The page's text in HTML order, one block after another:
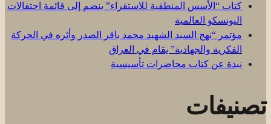
كتاب “الأسس المنطقية للاستقراء” ينضم إلى قائمة احتفالات
اليونسكو العالمية
مؤتمر “نهج السيد الشهيد محمد باقر الصدر وأثره في الحركة
الفكرية والجهادية” يقام في العراق
نبذة عن كتاب محاضرات تأسيسية
تصنيفات